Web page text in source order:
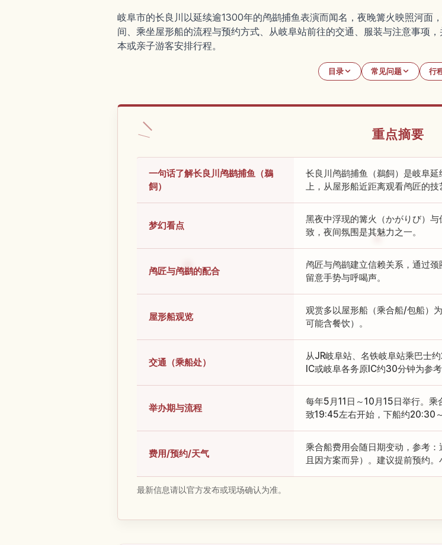
岐阜市的长良川以延续逾1300年的鸬鹚捕鱼表演而闻名，夜晚篝火映照河面
间、乘坐屋形船的流程与预约方式、从岐阜站前往的交通、服装与注意事项
本或亲子游客安排行程。
目录 常见问题 行
重点摘要
一句话了解长良川鸬鹚捕鱼（鵜
飼）
长良川鸬鹚捕鱼（鵜飼）是岐阜
上，从屋形船近距离观看鸬匠的技
梦幻看点
黑夜中浮现的篝火（かがりび）
致，夜间氛围是其魅力之一。
鸬匠与鸬鹚的配合
鸬匠与鸬鹚建立信赖关系，通过
留意手势与呼喝声。
屋形船观览
观赏多以屋形船（乘合船/包船）
可能含餐饮）。
交通（乘船处）
从JR岐阜站、名铁岐阜站乘巴士
IC或岐阜各务原IC约30分钟为参考
举办期与流程
每年5月11日～10月15日举行。
致19:45左右开始，下船约20:30
费用/预约/天气
乘合船费用会随日期变动，参考
且因方案而异）。建议提前预约
最新信息请以官方发布或现场确认为准。